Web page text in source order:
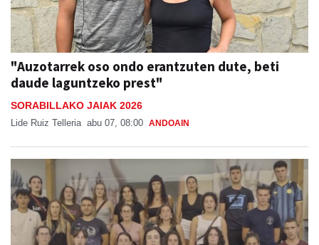
"Auzotarrek oso ondo erantzuten dute, beti
daude laguntzeko prest"
SORABILLAKO JAIAK 2026
Lide Ruiz Telleria abu 07, 08:00 ANDOAIN